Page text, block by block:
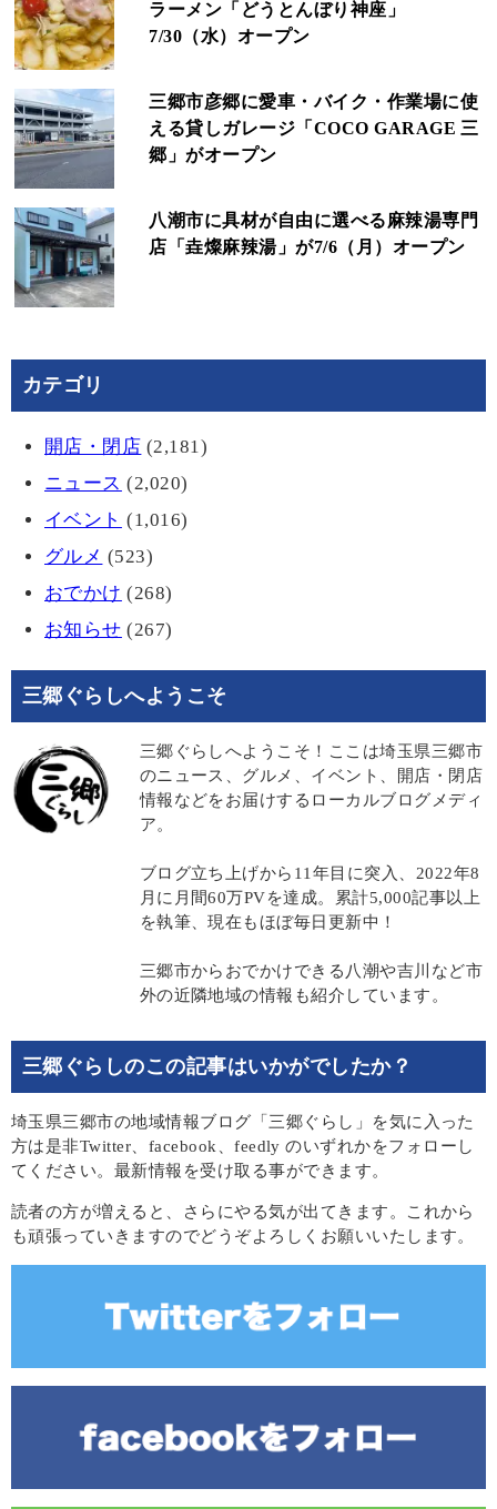
ラーメン「どうとんぼり神座」
7/30（水）オープン
三郷市彦郷に愛車・バイク・作業場に使
える貸しガレージ「COCO GARAGE 三
郷」がオープン
八潮市に具材が自由に選べる麻辣湯専門
店「垚燦麻辣湯」が7/6（月）オープン
カテゴリ
開店・閉店 (2,181)
ニュース (2,020)
イベント (1,016)
グルメ (523)
おでかけ (268)
お知らせ (267)
三郷ぐらしへようこそ
三郷ぐらしへようこそ！ここは埼玉県三郷市
のニュース、グルメ、イベント、開店・閉店
情報などをお届けするローカルブログメディ
ア。
ブログ立ち上げから11年目に突入、2022年8
月に月間60万PVを達成。累計5,000記事以上
を執筆、現在もほぼ毎日更新中！
三郷市からおでかけできる八潮や吉川など市
外の近隣地域の情報も紹介しています。
三郷ぐらしのこの記事はいかがでしたか？
埼玉県三郷市の地域情報ブログ「三郷ぐらし」を気に入った
方は是非Twitter、facebook、feedly のいずれかをフォローし
てください。最新情報を受け取る事ができます。
読者の方が増えると、さらにやる気が出てきます。これから
も頑張っていきますのでどうぞよろしくお願いいたします。